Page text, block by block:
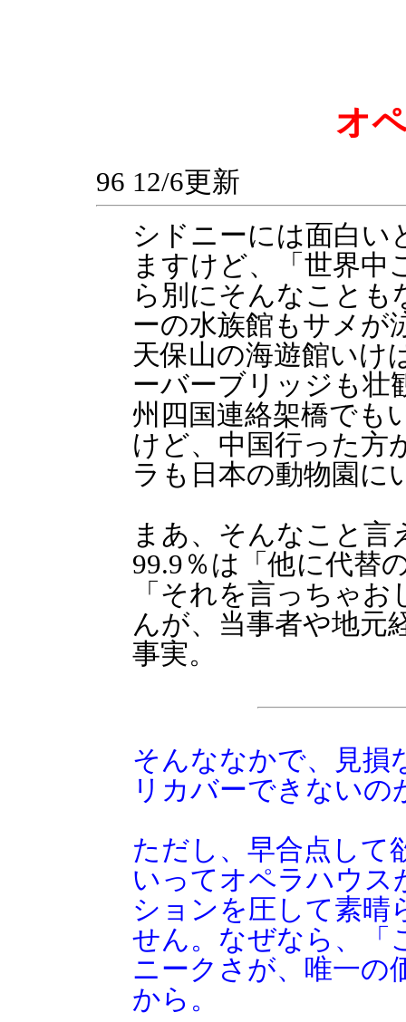
オ
96 12/6更新
シドニーには面白い
ますけど、「世界中
ら別にそんなこと
ーの水族館もサメが
天保山の海遊館いけ
ーバーブリッジも壮
州四国連絡架橋でも
けど、中国行った方
ラも日本の動物園に
まあ、そんなこと言
99.9％は「他に代替
「それを言っちゃ
んが、当事者や地元
事実。
そんななかで、見損
リカバーできない
ただし、早合点して
いってオペラハウス
ションを圧して素晴
せん。なぜなら、「
ニークさが、唯一の
から。